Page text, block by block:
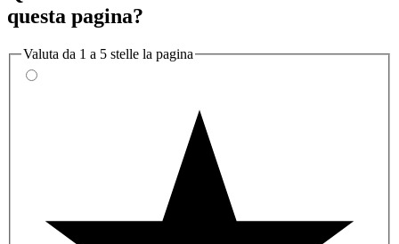
questa pagina?
Valuta da 1 a 5 stelle la pagina